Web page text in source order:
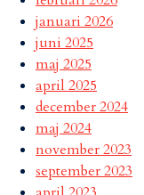
januari 2026
juni 2025
maj 2025
april 2025
december 2024
maj 2024
november 2023
september 2023